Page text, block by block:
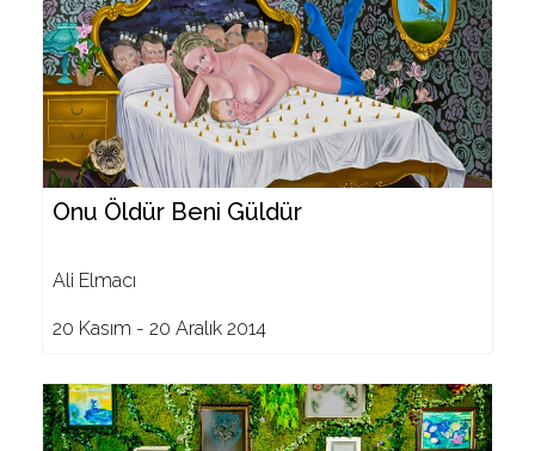
Onu Öldür Beni Güldür
Ali Elmacı
20 Kasım - 20 Aralık 2014